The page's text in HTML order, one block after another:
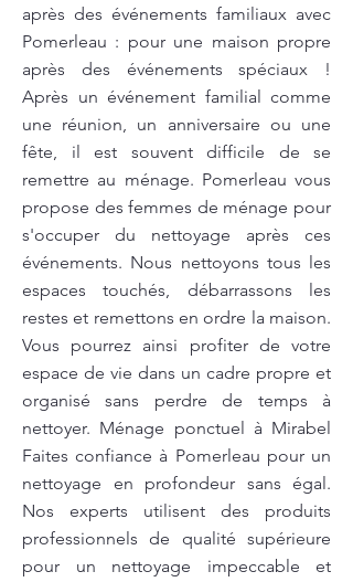
après des événements familiaux avec
Pomerleau : pour une maison propre
après des événements spéciaux !
Après un événement familial comme
une réunion, un anniversaire ou une
fête, il est souvent difficile de se
remettre au ménage. Pomerleau vous
propose des femmes de ménage pour
s'occuper du nettoyage après ces
événements. Nous nettoyons tous les
espaces touchés, débarrassons les
restes et remettons en ordre la maison.
Vous pourrez ainsi profiter de votre
espace de vie dans un cadre propre et
organisé sans perdre de temps à
nettoyer. Ménage ponctuel à Mirabel
Faites confiance à Pomerleau pour un
nettoyage en profondeur sans égal.
Nos experts utilisent des produits
professionnels de qualité supérieure
pour un nettoyage impeccable et